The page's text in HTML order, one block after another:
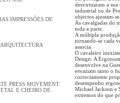
IMPRESSÕES DE
PRESS MOVEMENT:
E CHEIRO DE
desvirtuaram a
industrial ou de
objectos ajustam-
As cavalgadas do
toda a parte.
A múltipla
tornando-se cada
associa.
O cavaleiro
Design: A
desenvolve na
esvaziam tanto o
correctamente
desempenho
Michael Jackson e
extremos do que